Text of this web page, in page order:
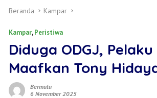
Beranda Kampar
Kampar,Peristiwa
Diduga ODGJ,
Maafkan Tony
Bermutu
6 November 2025